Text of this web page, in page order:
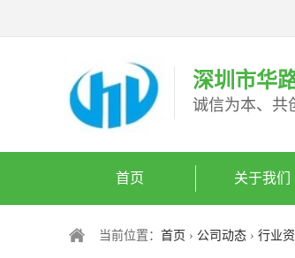
深圳市华
诚信为本、共
首页 关于我们
当前位置： 首页 › 公司动态 › 行业